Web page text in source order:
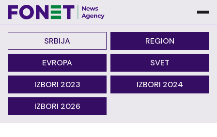
SRBIJA REGION
EVROPA SVET
IZBORI 2023 IZBORI 2024
IZBORI 2026